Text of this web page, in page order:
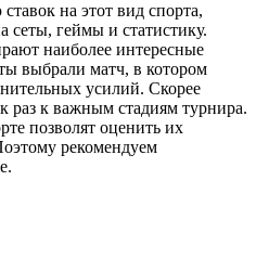
на этот вид спорта,
сеты, геймы и статистику.
наиболее интересные
выбрали матч, в котором
усилий. Скорее
раз к важным стадиям турнира.
позволят оценить их
рекомендуем